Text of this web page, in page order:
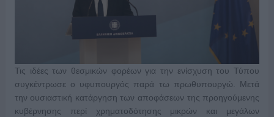
Τις ιδέες των θεσμικών φορέων για την ενίσχυση του Τύπου
συγκέντρωσε ο υφυπουργός παρά τω πρωθυπουργώ. Μετά
την ουσιαστική κατάργηση των αποφάσεων της προηγούμενης
κυβέρνησης περί χρηματοδότησης μικρών και μεγάλων